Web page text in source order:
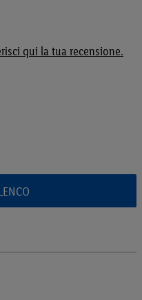
qui la tua recensione.